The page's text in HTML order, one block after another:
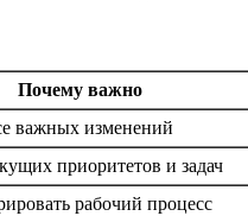
Почему важно
важных изменений
приоритетов и задач
рабочий процесс